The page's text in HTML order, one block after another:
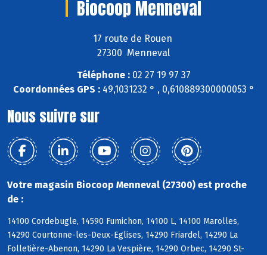
Biocoop Menneval
17 route de Rouen
27300 Menneval
Téléphone :02 27 19 97 37
Coordonnées GPS :49,1031232 ° , 0,610889300000053 °
Nous suivre sur
Votre magasin Biocoop Menneval (27300) est proche
de :
14100 Cordebugle, 14590 Fumichon, 14100 L, 14100 Marolles,
14290 Courtonne-les-Deux-Eglises, 14290 Friardel, 14290 La
Folletière-Abenon, 14290 La Vespière, 14290 Orbec, 14290 St-